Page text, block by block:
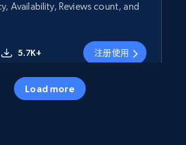
Availability, Reviews count, and
5.7K+ 注册使用
Load more